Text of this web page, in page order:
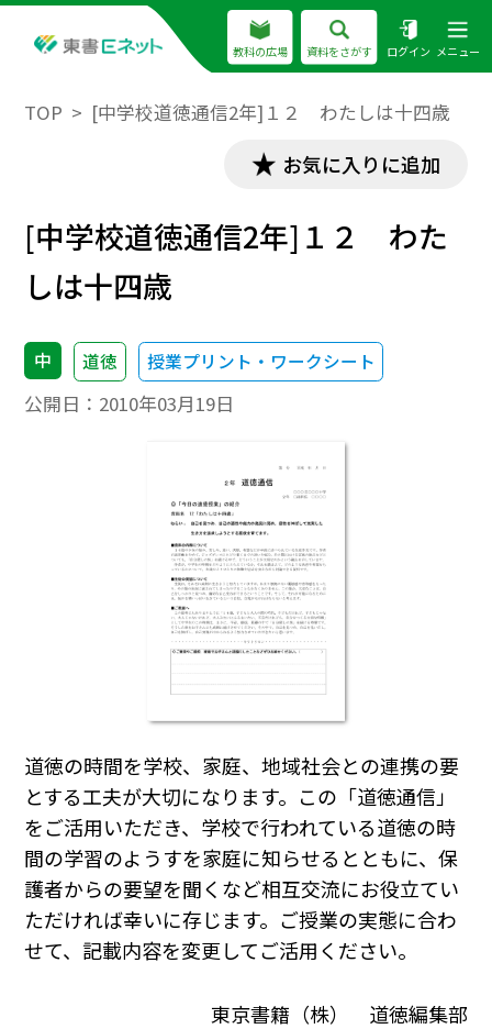
教科の広場 資料をさがす ログイン メニュー
TOP [中学校道徳通信2年]１２ わたしは十四歳
お気に入りに追加
[中学校道徳通信2年]１２ わた
しは十四歳
中 道徳 授業プリント・ワークシート
公開日： 2010年03月19日
道徳の時間を学校、家庭、地域社会との連携の要
とする工夫が大切になります。この「道徳通信」
をご活用いただき、学校で行われている道徳の時
間の学習のようすを家庭に知らせるとともに、保
護者からの要望を聞くなど相互交流にお役立てい
ただければ幸いに存じます。ご授業の実態に合わ
せて、記載内容を変更してご活用ください。
東京書籍（株） 道徳編集部